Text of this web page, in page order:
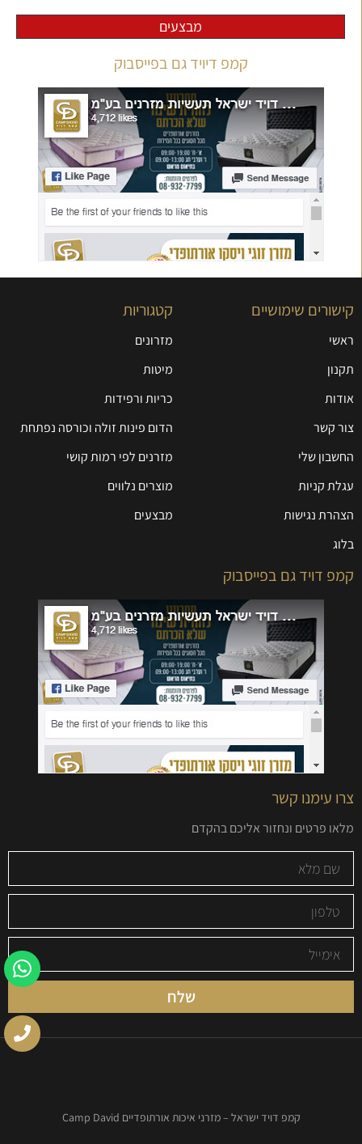
מבצעים
קמפ דיויד גם בפייסבוק
קישורים שימושיים
ראשי
תקנון
אודות
צור קשר
החשבון שלי
עגלת קניות
הצהרת נגישות
בלוג
קטגוריות
מזרונים
מיטות
כריות ורפידות
הדום פינות זולה וכורסה נפתחת
מזרנים לפי רמות קושי
מוצרים נלווים
מבצעים
קמפ דויד גם בפייסבוק
צרו עימנו קשר
מלאו פרטים ונחזור אליכם בהקדם
שלח
קמפ דויד ישראל – מזרני איכות אורתופדיים Camp David